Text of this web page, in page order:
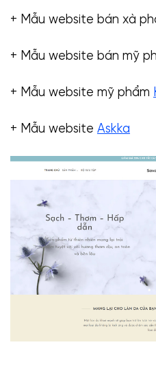
+ Mẫu website bán xà
+ Mẫu website bán mỹ
+ Mẫu website mỹ phẩm
+ Mẫu website Askka